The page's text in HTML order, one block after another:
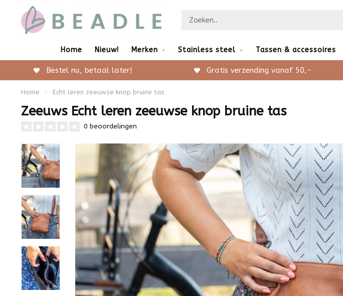
Home Nieuw! Merken Stainless steel Tassen & accessoires
Bestel nu, betaal later! Gratis verzending vanaf 50,-
Home / Echt leren zeeuwse knop bruine tas
Zeeuws Echt leren zeeuwse knop bruine tas
0 beoordelingen